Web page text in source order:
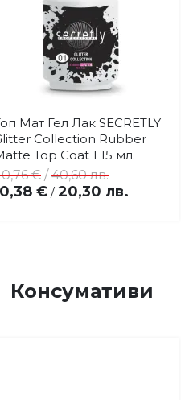
Добави
в
любими
Купи
Мат Гел Лак SECRETLY
Collection Rubber
Top Coat 1 15 мл.
€ / 20,30 лв.
€ /40,60 лв.
Консумативи